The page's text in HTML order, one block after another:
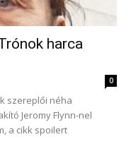
harca
0
szereplői néha
Jeromy Flynn-nel
a cikk spoilert